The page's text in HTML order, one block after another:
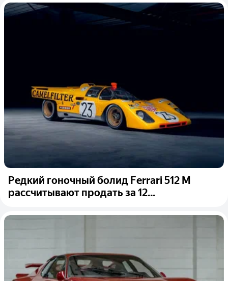
Редкий гоночный болид Ferrari 512 M
рассчитывают продать за 12...